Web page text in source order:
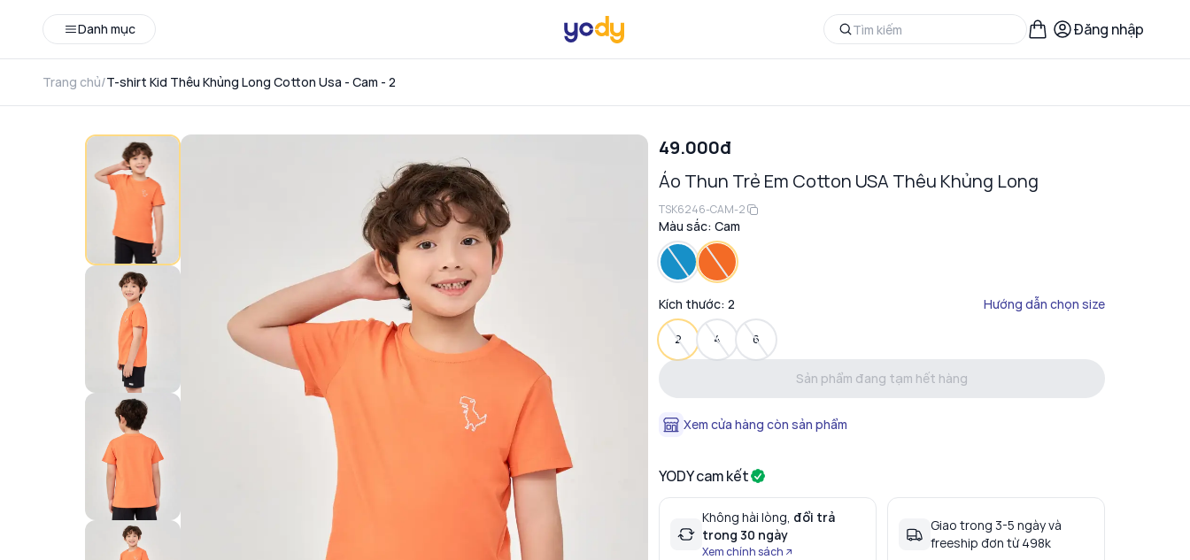
Danh mục Đăng nhập
Trang chủ/T-shirt Kid Thêu Khủng Long Cotton Usa - Cam - 2
49.000đ
Áo Thun Trẻ Em Cotton USA Thêu Khủng Long
TSK6246-CAM-2
Màu sắc: Cam
Kích thước: 2 Hướng dẫn chọn size
2 4 6
Sản phẩm đang tạm hết hàng
Xem cửa hàng còn sản phẩm
YODY cam kết
Không hài lòng, đổi trả
trong 30 ngày
Xem chính sách
Giao trong 3-5 ngày và
freeship đơn từ 498k